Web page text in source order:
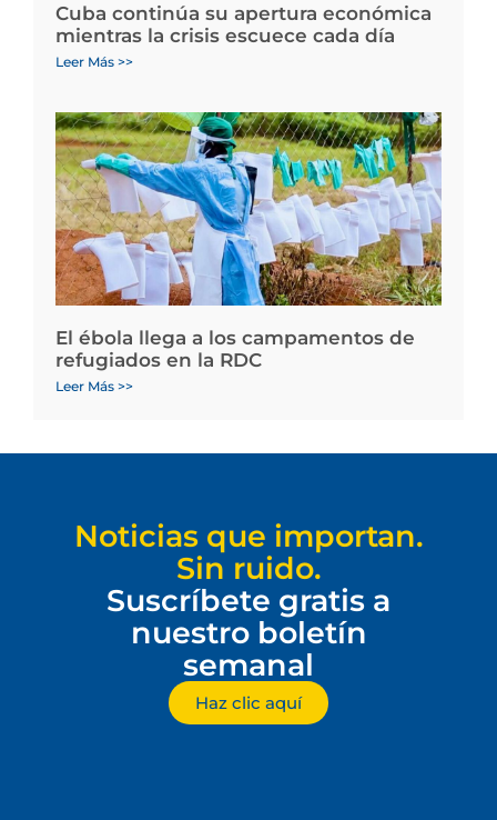
Cuba continúa su apertura económica
mientras la crisis escuece cada día
Leer Más >>
El ébola llega a los campamentos de
refugiados en la RDC
Leer Más >>
Noticias que importan.
Sin ruido.
Suscríbete gratis a
nuestro boletín
semanal
Haz clic aquí